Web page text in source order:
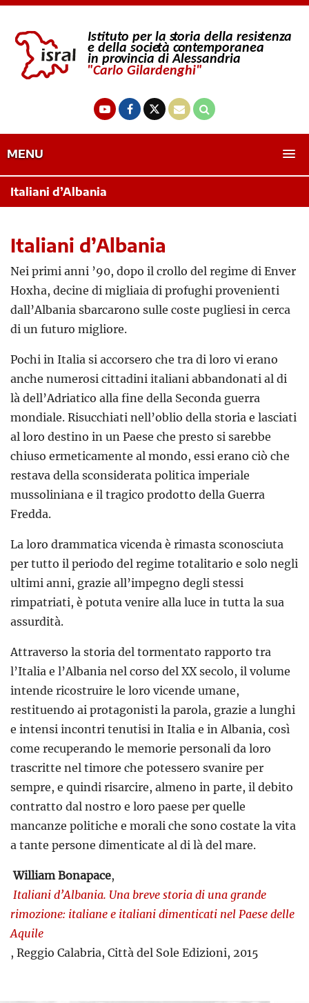
MENU
Italiani d’Albania
Italiani d’Albania
Nei primi anni ’90, dopo il crollo del regime di Enver
Hoxha, decine di migliaia di profughi provenienti
dall’Albania sbarcarono sulle coste pugliesi in cerca
di un futuro migliore.
Pochi in Italia si accorsero che tra di loro vi erano
anche numerosi cittadini italiani abbandonati al di
là dell’Adriatico alla fine della Seconda guerra
mondiale. Risucchiati nell’oblio della storia e lasciati
al loro destino in un Paese che presto si sarebbe
chiuso ermeticamente al mondo, essi erano ciò che
restava della sconsiderata politica imperiale
mussoliniana e il tragico prodotto della Guerra
Fredda.
La loro drammatica vicenda è rimasta sconosciuta
per tutto il periodo del regime totalitario e solo negli
ultimi anni, grazie all’impegno degli stessi
rimpatriati, è potuta venire alla luce in tutta la sua
assurdità.
Attraverso la storia del tormentato rapporto tra
l’Italia e l’Albania nel corso del XX secolo, il volume
intende ricostruire le loro vicende umane,
restituendo ai protagonisti la parola, grazie a lunghi
e intensi incontri tenutisi in Italia e in Albania, così
come recuperando le memorie personali da loro
trascritte nel timore che potessero svanire per
sempre, e quindi risarcire, almeno in parte, il debito
contratto dal nostro e loro paese per quelle
mancanze politiche e morali che sono costate la vita
a tante persone dimenticate al di là del mare.
William Bonapace,
Italiani d’Albania. Una breve storia di una grande
rimozione: italiane e italiani dimenticati nel Paese delle
Aquile
, Reggio Calabria, Città del Sole Edizioni, 2015